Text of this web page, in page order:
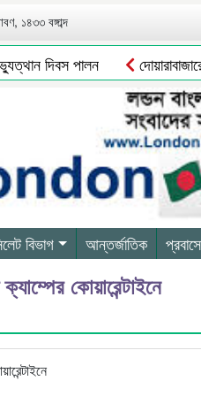
১৪৩৩ বঙ্গাব্দ
দিবস পালন
বিভাগ আন্তর্জাতিক
কোয়ারেন্টাইনে